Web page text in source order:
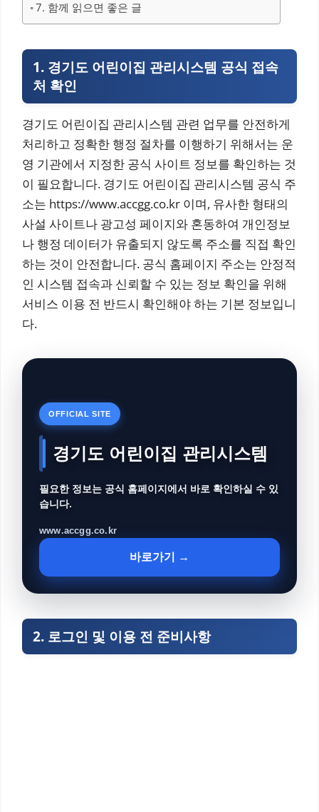
7. 함께 읽으면 좋은 글
1. 경기도 어린이집 관리시스템 공식 접속
처 확인
경기도 어린이집 관리시스템 관련 업무를 안전하게
처리하고 정확한 행정 절차를 이행하기 위해서는 운
영 기관에서 지정한 공식 사이트 정보를 확인하는 것
이 필요합니다. 경기도 어린이집 관리시스템 공식 주
소는 https://www.accgg.co.kr 이며, 유사한 형태의
사설 사이트나 광고성 페이지와 혼동하여 개인정보
나 행정 데이터가 유출되지 않도록 주소를 직접 확인
하는 것이 안전합니다. 공식 홈페이지 주소는 안정적
인 시스템 접속과 신뢰할 수 있는 정보 확인을 위해
서비스 이용 전 반드시 확인해야 하는 기본 정보입니
다.
OFFICIAL SITE
경기도 어린이집 관리시스템
필요한 정보는 공식 홈페이지에서 바로 확인하실 수 있
습니다.
www.accgg.co.kr
바로가기 →
2. 로그인 및 이용 전 준비사항